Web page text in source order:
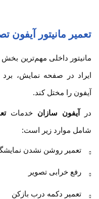
تعمیر مانیتور
مانیتور داخلی مهم‌ترین
ایراد در صفحه نمایش، برد
آیفون را مختل کند.
درآیفون سازان خدمات
شامل موارد زیر است:
تعمیر روشن نشدن
رفع خرابی تصویر
تعمیر دکمه درب بازکن